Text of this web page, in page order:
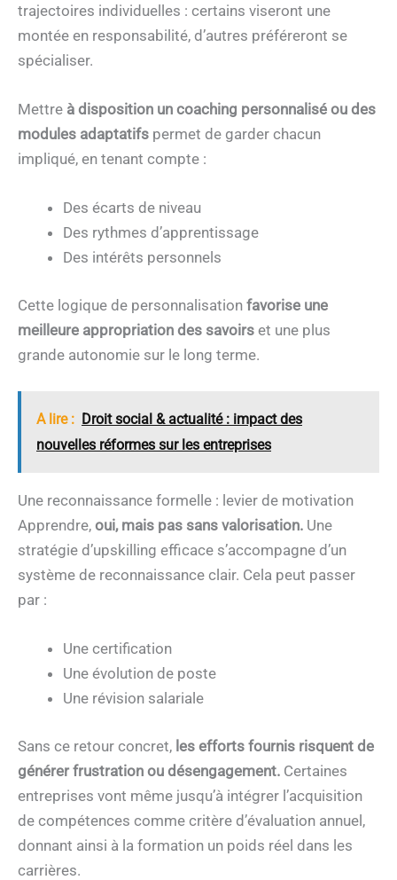
trajectoires individuelles : certains viseront une
montée en responsabilité, d’autres préféreront se
spécialiser.
Mettre à disposition un coaching personnalisé ou des
modules adaptatifs permet de garder chacun
impliqué, en tenant compte :
Des écarts de niveau
Des rythmes d’apprentissage
Des intérêts personnels
Cette logique de personnalisation favorise une
meilleure appropriation des savoirs et une plus
grande autonomie sur le long terme.
A lire : Droit social & actualité : impact des
nouvelles réformes sur les entreprises
Une reconnaissance formelle : levier de motivation
Apprendre, oui, mais pas sans valorisation. Une
stratégie d’upskilling efficace s’accompagne d’un
système de reconnaissance clair. Cela peut passer
par :
Une certification
Une évolution de poste
Une révision salariale
Sans ce retour concret, les efforts fournis risquent de
générer frustration ou désengagement. Certaines
entreprises vont même jusqu’à intégrer l’acquisition
de compétences comme critère d’évaluation annuel,
donnant ainsi à la formation un poids réel dans les
carrières.